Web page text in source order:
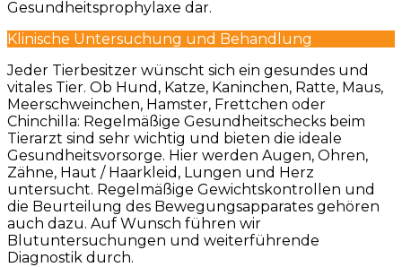
Gesundheitsprophylaxe dar.
Klinische Untersuchung und Behandlung
Jeder Tierbesitzer wünscht sich ein gesundes und
vitales Tier. Ob Hund, Katze, Kaninchen, Ratte, Maus,
Meerschweinchen, Hamster, Frettchen oder
Chinchilla: Regelmäßige Gesundheitschecks beim
Tierarzt sind sehr wichtig und bieten die ideale
Gesundheitsvorsorge. Hier werden Augen, Ohren,
Zähne, Haut / Haarkleid, Lungen und Herz
untersucht. Regelmäßige Gewichtskontrollen und
die Beurteilung des Bewegungsapparates gehören
auch dazu. Auf Wunsch führen wir
Blutuntersuchungen und weiterführende
Diagnostik durch.